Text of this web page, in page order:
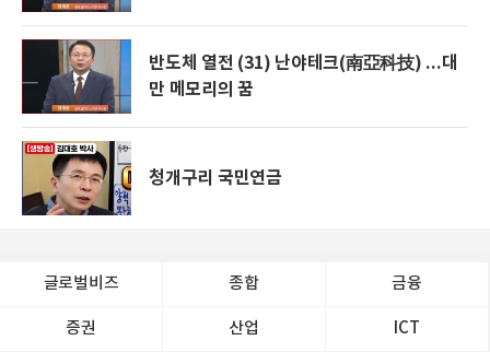
반도체 열전 (31) 난야테크(南亞科技) ...대
만 메모리의 꿈
청개구리 국민연금
글로벌비즈 종합 금융
증권 산업 ICT